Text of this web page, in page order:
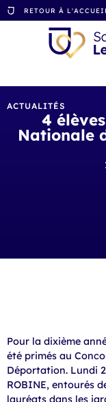
RETOUR À L'ACCUEIL
ACTUALITÉS
4
Nationale
Pour la dixième
été primés au
Déportation. Lundi
ROBINE, entourés
lauréats dans les